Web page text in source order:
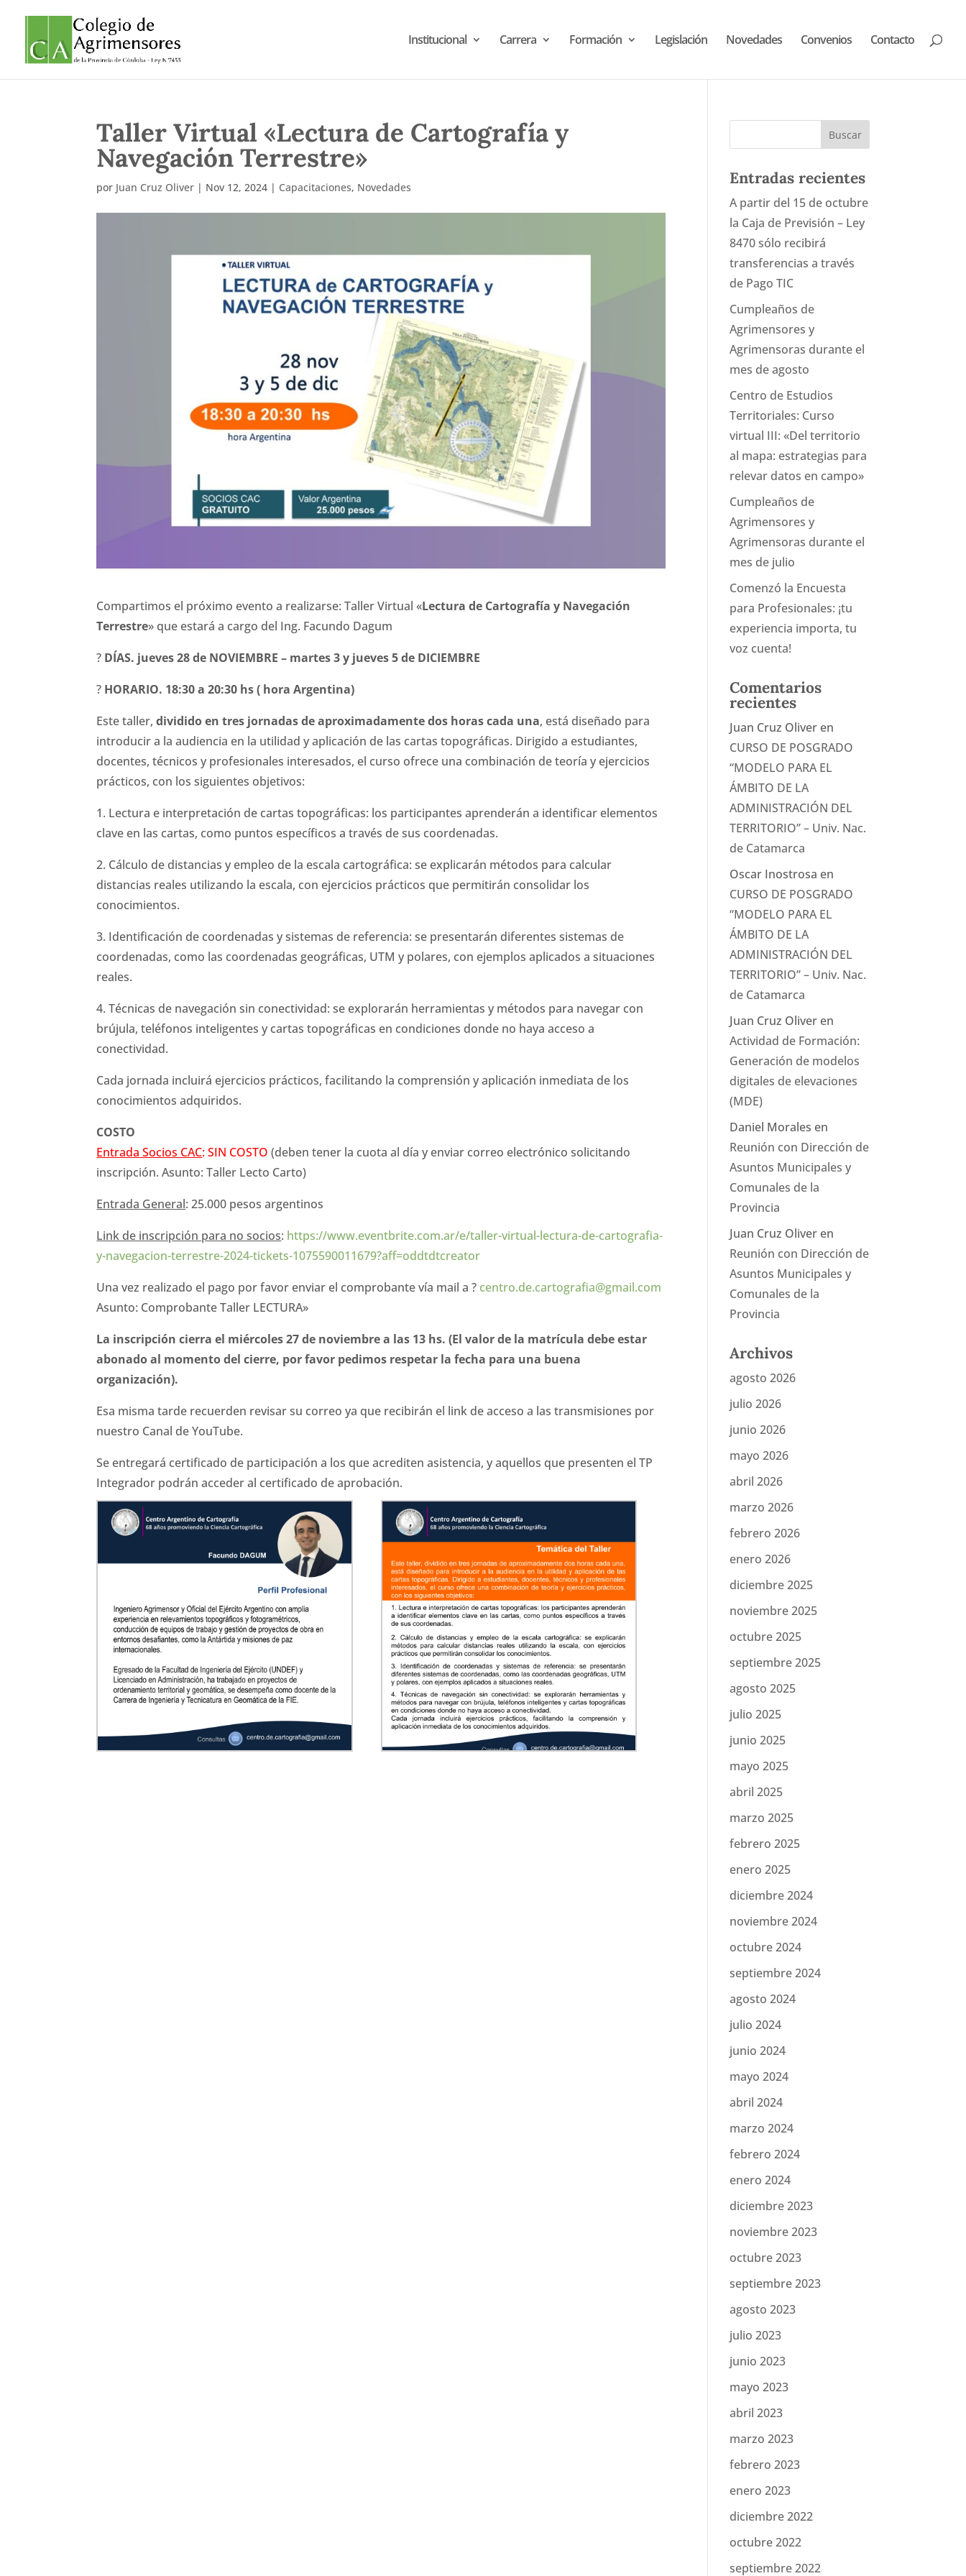
Institucional Carrera Formación Legislación Novedades Convenios Contacto
Taller Virtual «Lectura de Cartografía y
Navegación Terrestre»
por Juan Cruz Oliver | Nov 12, 2024 | Capacitaciones, Novedades
Compartimos el próximo evento a realizarse: Taller Virtual «Lectura de Cartografía y Navegación
Terrestre» que estará a cargo del Ing. Facundo Dagum
? DÍAS. jueves 28 de NOVIEMBRE – martes 3 y jueves 5 de DICIEMBRE
? HORARIO. 18:30 a 20:30 hs ( hora Argentina)
Este taller,dividido en tres jornadas de aproximadamente dos horas cada una, está diseñado para
introducir a la audiencia en la utilidad y aplicación de las cartas topográficas. Dirigido a estudiantes,
docentes, técnicos y profesionales interesados, el curso ofrece una combinación de teoría y ejercicios
prácticos, con los siguientes objetivos:
1. Lectura e interpretación de cartas topográficas: los participantes aprenderán a identificar elementos
clave en las cartas, como puntos específicos a través de sus coordenadas.
2. Cálculo de distancias y empleo de la escala cartográfica: se explicarán métodos para calcular
distancias reales utilizando la escala, con ejercicios prácticos que permitirán consolidar los
conocimientos.
3. Identificación de coordenadas y sistemas de referencia: se presentarán diferentes sistemas de
coordenadas, como las coordenadas geográficas, UTM y polares, con ejemplos aplicados a situaciones
reales.
4. Técnicas de navegación sin conectividad: se explorarán herramientas y métodos para navegar con
brújula, teléfonos inteligentes y cartas topográficas en condiciones donde no haya acceso a
conectividad.
Cada jornada incluirá ejercicios prácticos, facilitando la comprensión y aplicación inmediata de los
conocimientos adquiridos.
COSTO
Entrada Socios CAC: SIN COSTO (deben tener la cuota al día y enviar correo electrónico solicitando
inscripción. Asunto: Taller Lecto Carto)
Entrada General: 25.000 pesos argentinos
Link de inscripción para no socios: https://www.eventbrite.com.ar/e/taller-virtual-lectura-de-cartografia-
y-navegacion-terrestre-2024-tickets-1075590011679?aff=oddtdtcreator
Una vez realizado el pago por favor enviar el comprobante vía mail a ? centro.de.cartografia@gmail.com
Asunto: Comprobante Taller LECTURA»
La inscripción cierra el miércoles 27 de noviembre a las 13 hs. (El valor de la matrícula debe estar
abonado al momento del cierre, por favor pedimos respetar la fecha para una buena
organización).
Esa misma tarde recuerden revisar su correo ya que recibirán el link de acceso a las transmisiones por
nuestro Canal de YouTube.
Se entregará certificado de participación a los que acrediten asistencia, y aquellos que presenten el TP
Integrador podrán acceder al certificado de aprobación.
Entradas recientes
A partir del 15 de octubre
la Caja de Previsión – Ley
8470 sólo recibirá
transferencias a través
de Pago TIC
Cumpleaños de
Agrimensores y
Agrimensoras durante el
mes de agosto
Centro de Estudios
Territoriales: Curso
virtual III: «Del territorio
al mapa: estrategias para
relevar datos en campo»
Cumpleaños de
Agrimensores y
Agrimensoras durante el
mes de julio
Comenzó la Encuesta
para Profesionales: ¡tu
experiencia importa, tu
voz cuenta!
Comentarios
recientes
Juan Cruz Oliver en
CURSO DE POSGRADO
“MODELO PARA EL
ÁMBITO DE LA
ADMINISTRACIÓN DEL
TERRITORIO” – Univ. Nac.
de Catamarca
Oscar Inostrosa en
CURSO DE POSGRADO
“MODELO PARA EL
ÁMBITO DE LA
ADMINISTRACIÓN DEL
TERRITORIO” – Univ. Nac.
de Catamarca
Juan Cruz Oliver en
Actividad de Formación:
Generación de modelos
digitales de elevaciones
(MDE)
Daniel Morales en
Reunión con Dirección de
Asuntos Municipales y
Comunales de la
Provincia
Juan Cruz Oliver en
Reunión con Dirección de
Asuntos Municipales y
Comunales de la
Provincia
Archivos
agosto 2026
julio 2026
junio 2026
mayo 2026
abril 2026
marzo 2026
febrero 2026
enero 2026
diciembre 2025
noviembre 2025
octubre 2025
septiembre 2025
agosto 2025
julio 2025
junio 2025
mayo 2025
abril 2025
marzo 2025
febrero 2025
enero 2025
diciembre 2024
noviembre 2024
octubre 2024
septiembre 2024
agosto 2024
julio 2024
junio 2024
mayo 2024
abril 2024
marzo 2024
febrero 2024
enero 2024
diciembre 2023
noviembre 2023
octubre 2023
septiembre 2023
agosto 2023
julio 2023
junio 2023
mayo 2023
abril 2023
marzo 2023
febrero 2023
enero 2023
diciembre 2022
octubre 2022
septiembre 2022